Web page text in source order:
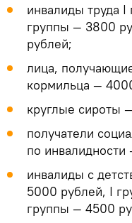
инвалиды труда
группы — 3800
рублей;
лица,
кормильца —
круглые сироты
получатели
по
инвалиды с
5000 рублей, I
группы — 4500